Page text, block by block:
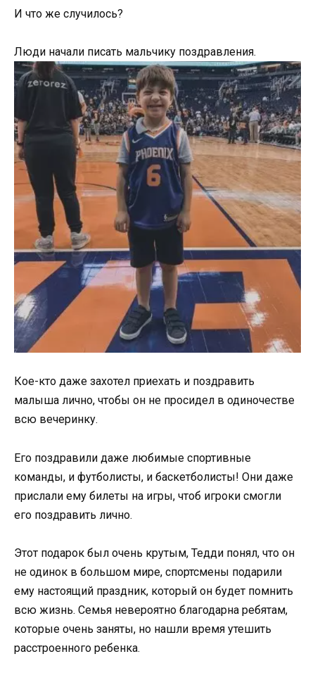
И что же случилось?
Люди начали писать мальчику поздравления.
Кое-кто даже захотел приехать и поздравить
малыша лично, чтобы он не просидел в одиночестве
всю вечеринку.
Его поздравили даже любимые спортивные
команды, и футболисты, и баскетболисты! Они даже
прислали ему билеты на игры, чтоб игроки смогли
его поздравить лично.
Этот подарок был очень крутым, Тедди понял, что он
не одинок в большом мире, спортсмены подарили
ему настоящий праздник, который он будет помнить
всю жизнь. Семья невероятно благодарна ребятам,
которые очень заняты, но нашли время утешить
расстроенного ребенка.